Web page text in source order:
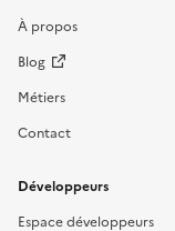
À propos
Blog
Métiers
Contact
Développeurs
Espace développeurs